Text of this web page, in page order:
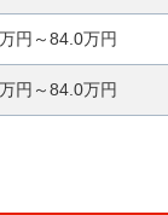
円～84.0万円
円～84.0万円